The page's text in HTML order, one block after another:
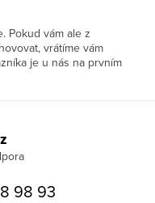
Pokud vám ale z
vrátíme vám
je u nás na prvním
98 93